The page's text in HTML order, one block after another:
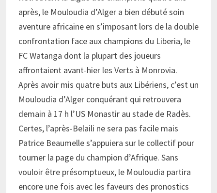
après, le Mouloudia d’Alger a bien débuté soin
aventure africaine en s’imposant lors de la double
confrontation face aux champions du Liberia, le
FC Watanga dont la plupart des joueurs
affrontaient avant-hier les Verts à Monrovia.
Après avoir mis quatre buts aux Libériens, c’est un
Mouloudia d’Alger conquérant qui retrouvera
demain à 17 h l’US Monastir au stade de Radès.
Certes, l’après-Belaili ne sera pas facile mais
Patrice Beaumelle s’appuiera sur le collectif pour
tourner la page du champion d’Afrique. Sans
vouloir être présomptueux, le Mouloudia partira
encore une fois avec les faveurs des pronostics